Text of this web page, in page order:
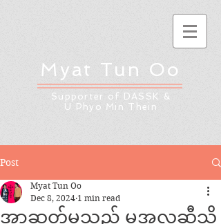
Myat Tun Oo
Supporter of DASSK &
U Phyo Min Thein
Post
အာဆတ်မှသည် မအလဆီသို့
Myat Tun Oo
Dec 8, 2024 1 min read